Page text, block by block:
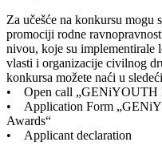
Za učešće na konkursu mogu
promociji rodne
nivou, koje su implementirale
vlasti i organizacije civilnog
konkursa možete naći u
• Open call „GENiYOUTH
• Application Form
Awards“
• Applicant declaration